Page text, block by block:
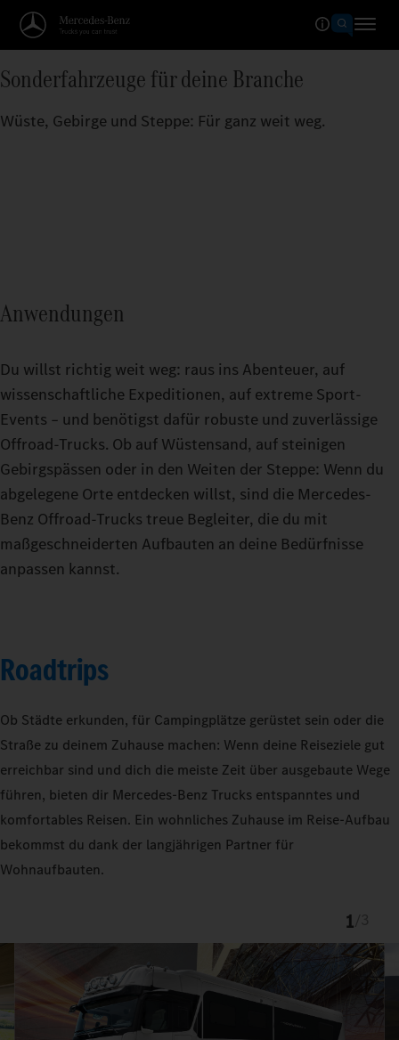
Sonderfahrzeuge für deine Branche
Wüste, Gebirge und Steppe: Für ganz weit weg.
Anwendungen
Du willst richtig weit weg: raus ins Abenteuer, auf
wissenschaftliche Expeditionen, auf extreme Sport-
Events – und benötigst dafür robuste und zuverlässige
Offroad-Trucks. Ob auf Wüstensand, auf steinigen
Gebirgspässen oder in den Weiten der Steppe: Wenn du
abgelegene Orte entdecken willst, sind die Mercedes-
Benz Offroad-Trucks treue Begleiter, die du mit
maßgeschneiderten Aufbauten an deine Bedürfnisse
anpassen kannst.
Roadtrips
Ob Städte erkunden, für Campingplätze gerüstet sein oder die
Straße zu deinem Zuhause machen: Wenn deine Reiseziele gut
erreichbar sind und dich die meiste Zeit über ausgebaute Wege
führen, bieten dir Mercedes‑Benz Trucks entspanntes und
komfortables Reisen. Ein wohnliches Zuhause im Reise-Aufbau
bekommst du dank der langjährigen Partner für
Wohnaufbauten.
1